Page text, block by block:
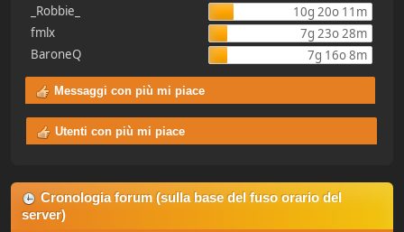
_Robbie_
10g 20o 11m
fmlx
7g 23o 28m
BaroneQ
7g 16o 8m
Messaggi con più mi piace
Utenti con più mi piace
Cronologia forum (sulla base del fuso orario del
server)